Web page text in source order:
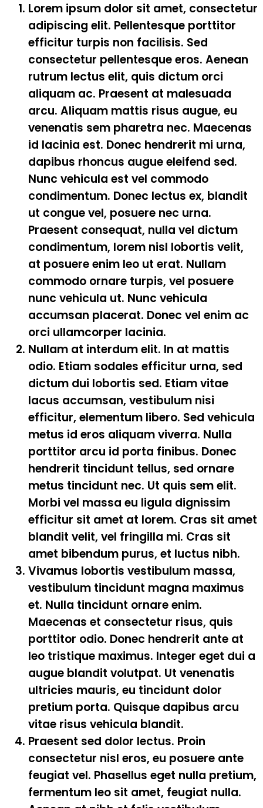
Lorem ipsum dolor sit amet, consectetur
adipiscing elit. Pellentesque porttitor
efficitur turpis non facilisis. Sed
consectetur pellentesque eros. Aenean
rutrum lectus elit, quis dictum orci
aliquam ac. Praesent at malesuada
arcu. Aliquam mattis risus augue, eu
venenatis sem pharetra nec. Maecenas
id lacinia est. Donec hendrerit mi urna,
dapibus rhoncus augue eleifend sed.
Nunc vehicula est vel commodo
condimentum. Donec lectus ex, blandit
ut congue vel, posuere nec urna.
Praesent consequat, nulla vel dictum
condimentum, lorem nisl lobortis velit,
at posuere enim leo ut erat. Nullam
commodo ornare turpis, vel posuere
nunc vehicula ut. Nunc vehicula
accumsan placerat. Donec vel enim ac
orci ullamcorper lacinia.
Nullam at interdum elit. In at mattis
odio. Etiam sodales efficitur urna, sed
dictum dui lobortis sed. Etiam vitae
lacus accumsan, vestibulum nisi
efficitur, elementum libero. Sed vehicula
metus id eros aliquam viverra. Nulla
porttitor arcu id porta finibus. Donec
hendrerit tincidunt tellus, sed ornare
metus tincidunt nec. Ut quis sem elit.
Morbi vel massa eu ligula dignissim
efficitur sit amet at lorem. Cras sit amet
blandit velit, vel fringilla mi. Cras sit
amet bibendum purus, et luctus nibh.
Vivamus lobortis vestibulum massa,
vestibulum tincidunt magna maximus
et. Nulla tincidunt ornare enim.
Maecenas et consectetur risus, quis
porttitor odio. Donec hendrerit ante at
leo tristique maximus. Integer eget dui a
augue blandit volutpat. Ut venenatis
ultricies mauris, eu tincidunt dolor
pretium porta. Quisque dapibus arcu
vitae risus vehicula blandit.
Praesent sed dolor lectus. Proin
consectetur nisl eros, eu posuere ante
feugiat vel. Phasellus eget nulla pretium,
fermentum leo sit amet, feugiat nulla.